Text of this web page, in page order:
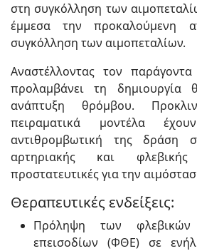
στη συγκόλληση των
έμμεσα την προκαλούμενη
συγκόλληση των αιμοπεταλίων.
Αναστέλλοντας τον
προλαμβάνει τη δημιουργία
ανάπτυξη θρόμβου.
πειραματικά μοντέλα
αντιθρομβωτική της δράση
αρτηριακής και
προστατευτικές για την
Θεραπευτικές ενδείξεις:
Πρόληψη των φλεβικών
επεισοδίων (ΦΘΕ) σε